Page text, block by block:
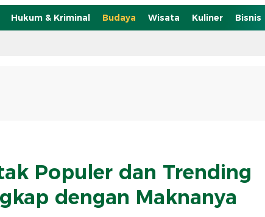
Hukum & Kriminal Budaya Wisata Kuliner Bisnis
Populer dan Trending
dengan Maknanya